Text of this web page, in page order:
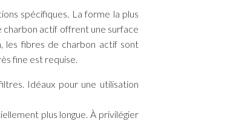
spécifiques. La forme la plus
charbon actif offrent une surface
les fibres de charbon actif sont
fine est requise.
Idéaux pour une utilisation
plus longue. À privilégier